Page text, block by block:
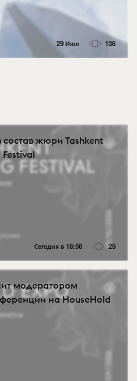
29 Июл 136
жюри Tashkent
Сегодня в 18:56 25
модератором
на HouseHold